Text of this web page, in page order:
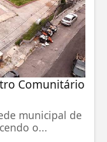
Comunitário
municipal de
o...